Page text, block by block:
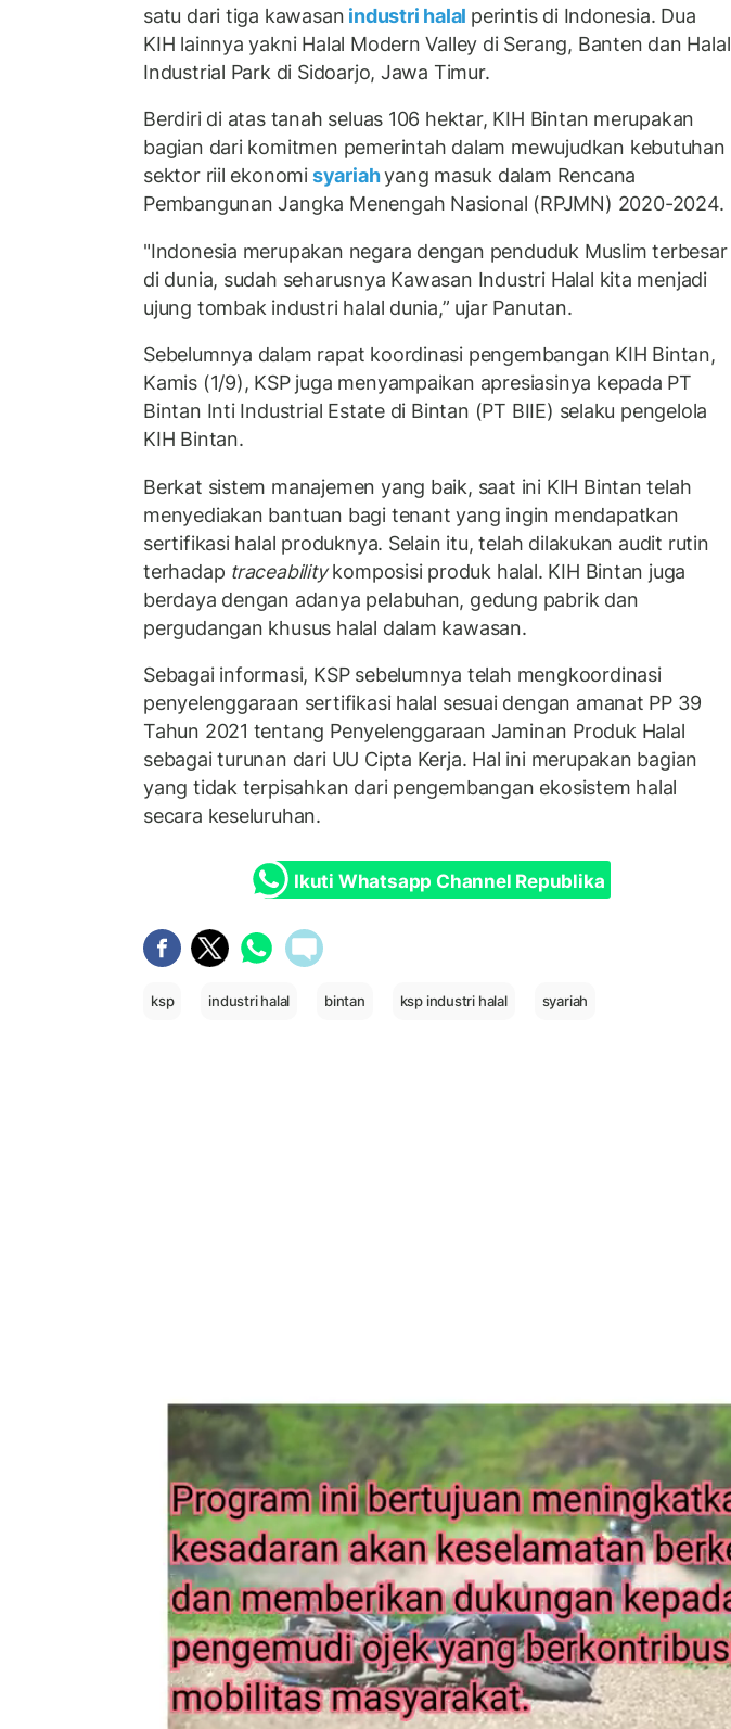
satu dari tiga kawasan industri halal perintis di Indonesia. Dua
KIH lainnya yakni Halal Modern Valley di Serang, Banten dan Halal
Industrial Park di Sidoarjo, Jawa Timur.
Berdiri di atas tanah seluas 106 hektar, KIH Bintan merupakan
bagian dari komitmen pemerintah dalam mewujudkan kebutuhan
sektor riil ekonomisyariahyang masuk dalam Rencana
Pembangunan Jangka Menengah Nasional (RPJMN) 2020-2024.
"Indonesia merupakan negara dengan penduduk Muslim terbesar
di dunia, sudah seharusnya Kawasan Industri Halal kita menjadi
ujung tombak industri halal dunia,” ujar Panutan.
Sebelumnya dalam rapat koordinasi pengembangan KIH Bintan,
Kamis (1/9), KSP juga menyampaikan apresiasinya kepada PT
Bintan Inti Industrial Estate di Bintan (PT BIIE) selaku pengelola
KIH Bintan.
Berkat sistem manajemen yang baik, saat ini KIH Bintan telah
menyediakan bantuan bagi tenant yang ingin mendapatkan
sertifikasi halal produknya. Selain itu, telah dilakukan audit rutin
terhadap traceabilitykomposisi produk halal. KIH Bintan juga
berdaya dengan adanya pelabuhan, gedung pabrik dan
pergudangan khusus halal dalam kawasan.
Sebagai informasi, KSP sebelumnya telah mengkoordinasi
penyelenggaraan sertifikasi halal sesuai dengan amanat PP 39
Tahun 2021 tentang Penyelenggaraan Jaminan Produk Halal
sebagai turunan dari UU Cipta Kerja. Hal ini merupakan bagian
yang tidak terpisahkan dari pengembangan ekosistem halal
secara keseluruhan.
Ikuti Whatsapp Channel Republika
ksp industri halal bintan ksp industri halal syariah